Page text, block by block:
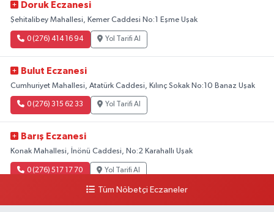
Doruk Eczanesi
Şehitalibey Mahallesi, Kemer Caddesi No:1 Eşme Uşak
0 (276) 414 16 94 Yol Tarifi Al
Bulut Eczanesi
Cumhuriyet Mahallesi, Atatürk Caddesi, Kılınç Sokak No:10 Banaz Uşak
0 (276) 315 62 33 Yol Tarifi Al
Barış Eczanesi
Konak Mahallesi, İnönü Caddesi, No:2 Karahallı Uşak
0 (276) 517 17 70 Yol Tarifi Al
Tüm Nöbetçi Eczaneler